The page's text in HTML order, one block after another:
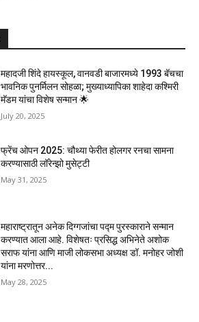
महादजी शिंदे हायस्कूल, वानवडी बाजारमध्ये 1993 बॅचचा
भावनिक पुनर्मिलन सोहळा; मुख्याध्यापिका शाहेदा कश्मिरी
मॅडम यांचा विशेष सन्मान 🌟
July 20, 2025
फ्रेंच ओपन 2025: चौथ्या फेरीत होलगर रनचा सामना
करण्यासाठी लॉरेन्झो मुसेट्टी
May 31, 2025
महाराष्ट्रातून अनेक दिग्गजांचा पद्म पुरस्काराने सन्मान
करण्यात आला आहे. विशेषतः प्रसिद्ध अभिनेते अशोक
सराफ यांना आणि माजी लोकसभा अध्यक्ष डॉ. मनोहर जोशी
यांना मरणोत्तर...
May 28, 2025